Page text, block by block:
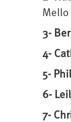
mon
Mello
3-
4-
5-
6-
7-